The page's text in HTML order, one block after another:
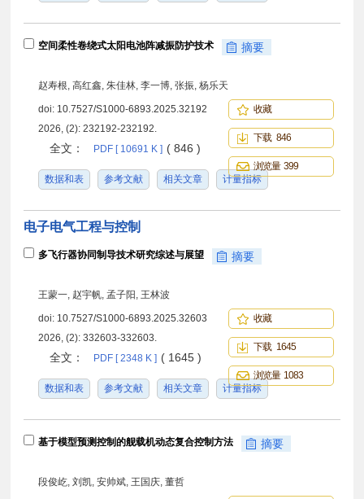
空间柔性卷绕式太阳电池阵减振防护技术 摘要
赵寿根, 高红鑫, 朱佳林, 李一博, 张振, 杨乐天
doi: 10.7527/S1000-6893.2025.32192
2026, (2): 232192-232192.
全文： PDF [ 10691 K ] ( 846 )
数据和表 参考文献 相关文章 计量指标
收藏
下载 846
浏览量 399
电子电气工程与控制
多飞行器协同制导技术研究综述与展望 摘要
王蒙一, 赵宇帆, 孟子阳, 王林波
doi: 10.7527/S1000-6893.2025.32603
2026, (2): 332603-332603.
全文： PDF [ 2348 K ] ( 1645 )
数据和表 参考文献 相关文章 计量指标
收藏
下载 1645
浏览量 1083
基于模型预测控制的舰载机动态复合控制方法 摘要
段俊屹, 刘凯, 安帅斌, 王国庆, 董哲